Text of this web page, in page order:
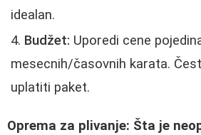
idealan.
Budžet: Uporedi cene
mesecnih/časovnih karata.
uplatiti paket.
Oprema za plivanje: Šta je